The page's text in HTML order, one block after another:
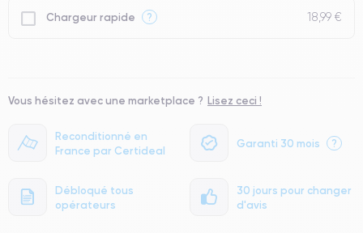
Reconditionné en
France par Certideal
Garanti 30 mois ?
Débloqué tous
opérateurs
30 jours pour changer
d'avis
Chargeur rapide ? 18,99 €
Vous hésitez avec une marketplace ? Lisez ceci !